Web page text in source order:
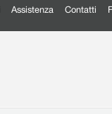
Assistenza Contatti